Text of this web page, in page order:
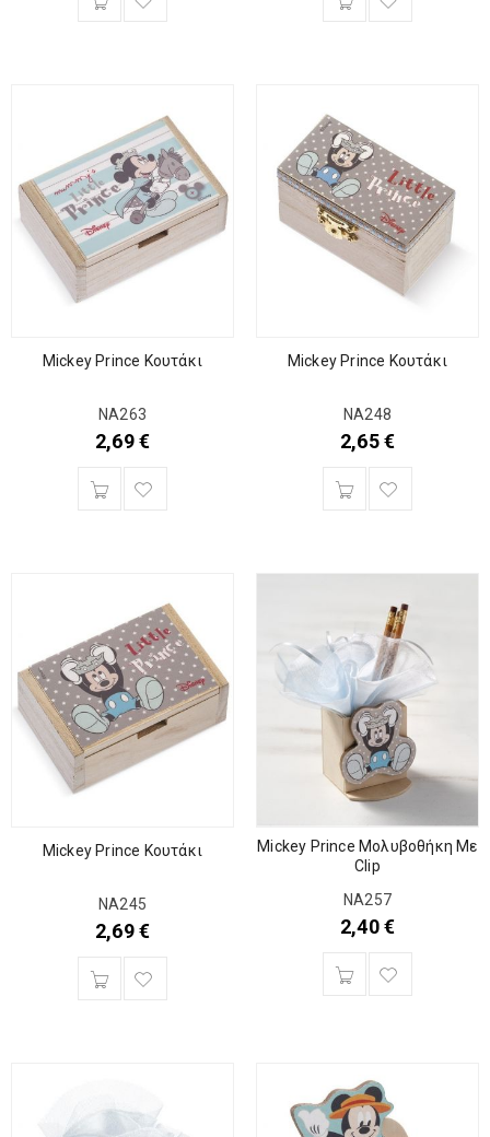
Mickey Prince Κουτάκι
ΝΑ263
2,69€
Mickey Prince Κουτάκι
ΝΑ248
2,65€
Mickey Prince Κουτάκι
ΝΑ245
2,69€
Mickey Prince Μολυβοθήκη Με
Clip
ΝΑ257
2,40€